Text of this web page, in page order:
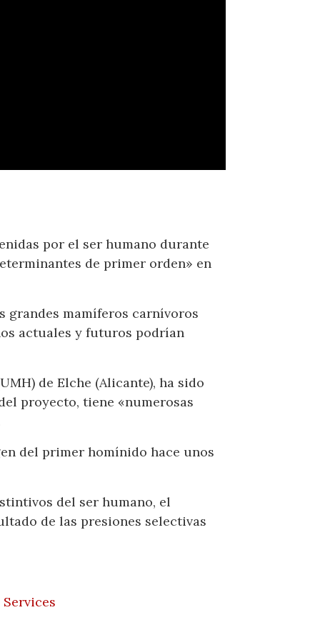
por el ser humano durante
de primer orden» en
grandes mamíferos carnívoros
actuales y futuros podrían
de Elche (Alicante), ha sido
proyecto, tiene «numerosas
del primer homínido hace unos
del ser humano, el
de las presiones selectivas